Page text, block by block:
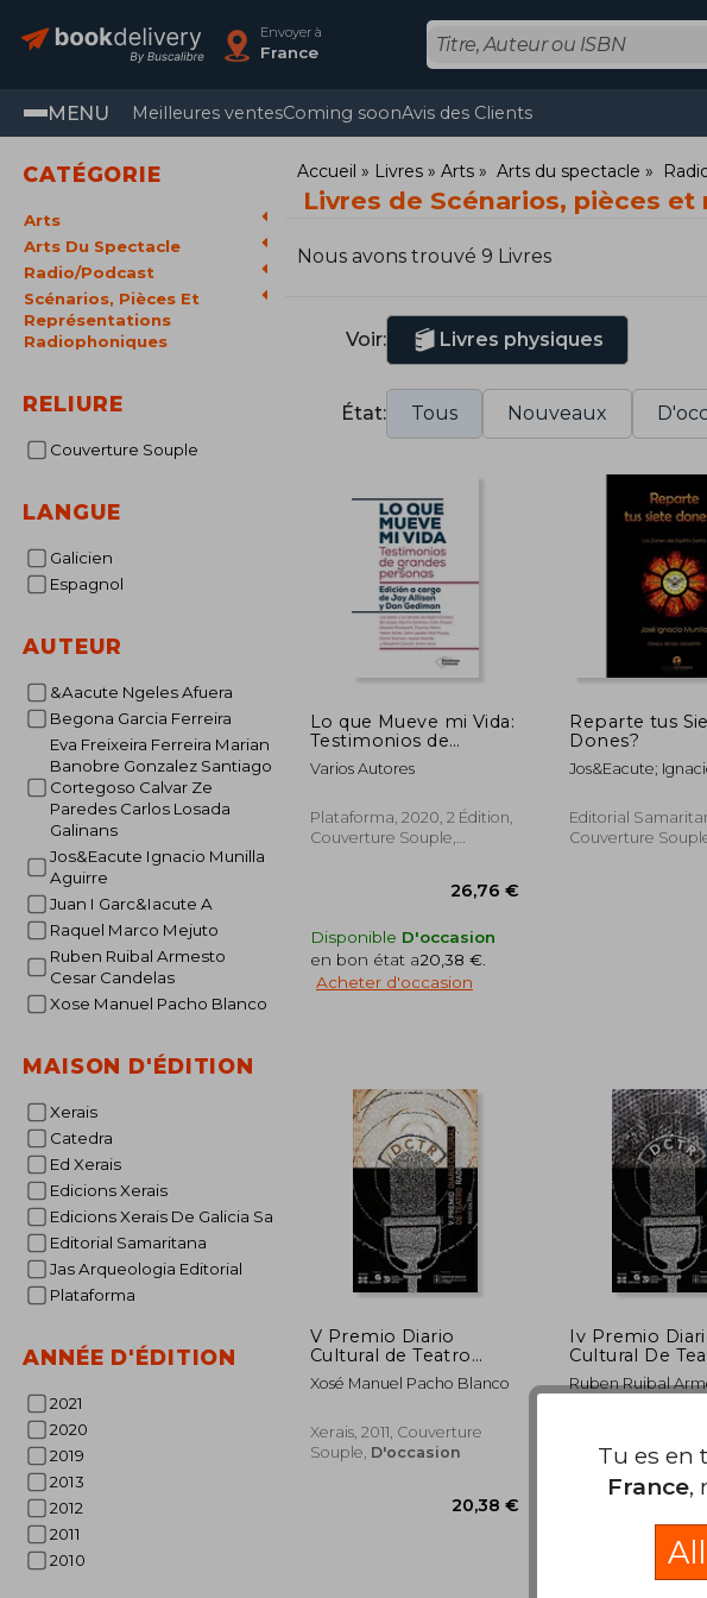
Envoyer à
France
MENU Meilleures ventesComing soonAvis des Clients
CATÉGORIE
Arts
Arts Du Spectacle
Radio/Podcast
Scénarios, Pièces Et
Représentations
Radiophoniques
RELIURE
Couverture Souple
LANGUE
Galicien
Espagnol
AUTEUR
&Aacute Ngeles Afuera
Begona Garcia Ferreira
Eva Freixeira Ferreira Marian
Banobre Gonzalez Santiago
Cortegoso Calvar Ze
Paredes Carlos Losada
Galinans
Jos&Eacute Ignacio Munilla
Aguirre
Juan I Garc&Iacute A
Raquel Marco Mejuto
Ruben Ruibal Armesto
Cesar Candelas
Xose Manuel Pacho Blanco
MAISON D'ÉDITION
Xerais
Catedra
Ed Xerais
Edicions Xerais
Edicions Xerais De Galicia Sa
Editorial Samaritana
Jas Arqueologia Editorial
Plataforma
ANNÉE D'ÉDITION
2021
2020
2019
2013
2012
2011
2010
Accueil Livres Arts Arts du spectacle
Livres de Scénarios, pièces
Nous avons trouvé 9 Livres
Voir: Livres physiques
État: Tous Nouveaux
Lo que Mueve mi Vida:
Testimonios de
Grandes Personas
Varios Autores
Plataforma, 2020, 2 Édition,
Couverture Souple,
Disponible D'occasion
en bon état a20,38 €
Acheter d'occasion
Reparte tus
Dones?
Jos&Eacute;
Editorial
Couverture
V Premio Diario
Cultural de Teatro
Radiofónico (Edición
Literaria - Alternativas
Xosé Manuel Pacho Blanco
Xerais, 2011, Couverture
Souple, D'occasion
Iv Premio
Cultural De
Radiofonico (en
Galicien)
Ruben Ruibal
Sa, 2010,
Tu es en
France,